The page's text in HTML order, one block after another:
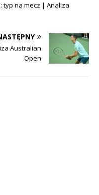
typ na mecz | Analiza
Australian
Open